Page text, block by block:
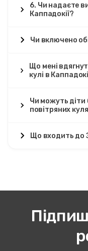
6. Чи надаєте
Каппадокії?
Чи включено
Що мені
кулі в
Чи можуть діти
повітряних
Що входить до